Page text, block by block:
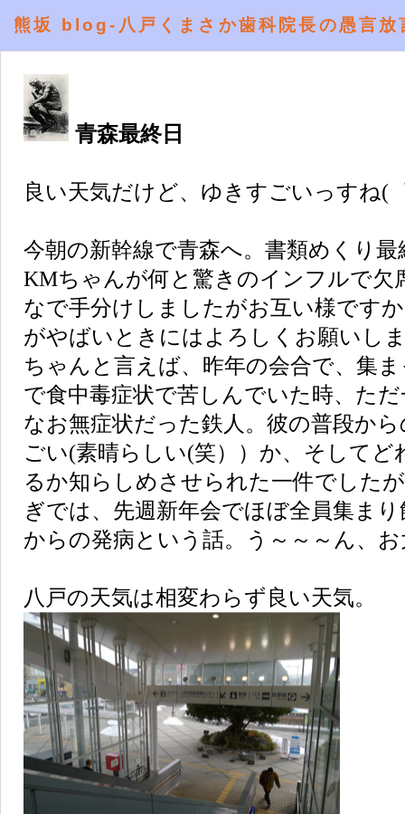
熊坂 blog-八戸くまさか歯科院長の愚言
青森最終日
良い天気だけど、ゆきすごいっすね(
今朝の新幹線で青森へ。書類めくり
KMちゃんが何と驚きのインフルで欠
なで手分けしましたがお互い様です
がやばいときにはよろしくお願いし
ちゃんと言えば、昨年の会合で、集
で食中毒症状で苦しんでいた時、た
なお無症状だった鉄人。彼の普段か
ごい(素晴らしい(笑））か、そして
るか知らしめさせられた一件でした
ぎでは、先週新年会でほぼ全員集ま
からの発病という話。う～～～ん、
八戸の天気は相変わらず良い天気。